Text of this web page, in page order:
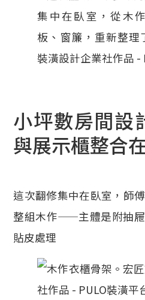
小坪數房間設
與展示櫃整合
這次翻修集中在臥室，師
整組木作——主體是附抽
貼皮處理